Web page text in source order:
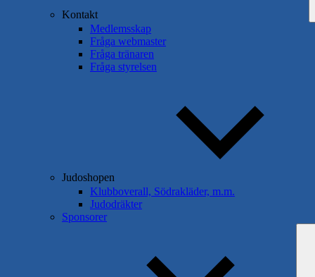
Kontakt
Medlemsskap
Fråga webmaster
Fråga tränaren
Fråga styrelsen
Judoshopen
Klubboverall, Södrakläder, m.m.
Judodräkter
Sponsorer